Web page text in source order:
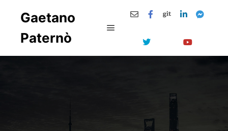
Gaetano
Paternò
Menu principale